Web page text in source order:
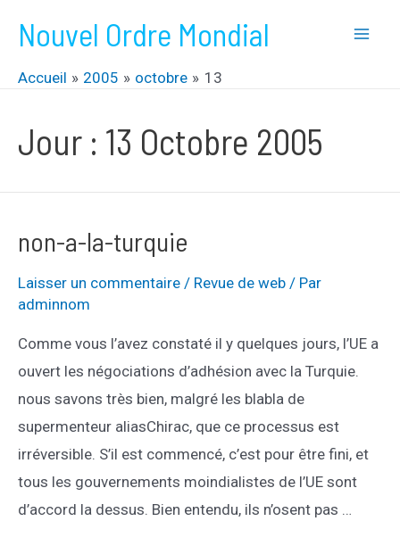
contenu
Nouvel Ordre Mondial
Accueil 2005 octobre 13
Jour : 13 Octobre 2005
non-a-la-turquie
Laisser un commentaire / Revue de web / Par
adminnom
Comme vous l’avez constaté il y quelques jours, l’UE a
ouvert les négociations d’adhésion avec la Turquie.
nous savons très bien, malgré les blabla de
supermenteur aliasChirac, que ce processus est
irréversible. S’il est commencé, c’est pour être fini, et
tous les gouvernements moindialistes de l’UE sont
d’accord la dessus. Bien entendu, ils n’osent pas …